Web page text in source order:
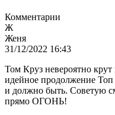
Комментарии
Ж
Женя
31/12/2022 16:43
Том Круз невероятно крут
идейное продолжение
и должно быть. Советую
прямо ОГОНЬ!